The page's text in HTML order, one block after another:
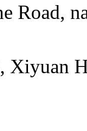
Road,
Xiyuan